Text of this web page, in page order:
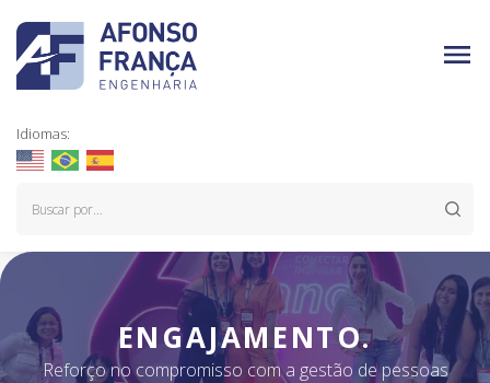
Idiomas:
ENGAJAMENTO.
Reforço no compromisso com a gestão de pessoas